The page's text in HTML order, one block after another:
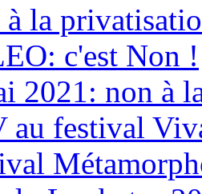
la
c'est Non !
2021: non à
au festival